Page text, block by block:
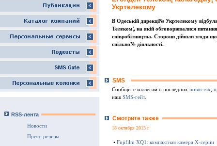
RSS-лента
Новости
Пресс-релизы
Укртелекому
В Одеськiй дирекцi№ Укртелекому
Телеком¦, на якiй обговорювалися
спiвробiтництва. Сторони дiйшли згоди
спiльно№ дiяльностi.
SMS
Сообщите коллегам о последних новостях,
нашSMS-гейт.
Смотрите также
18 октября 2013 г
• Fujifilm XQ1: компактная камера Х-серии